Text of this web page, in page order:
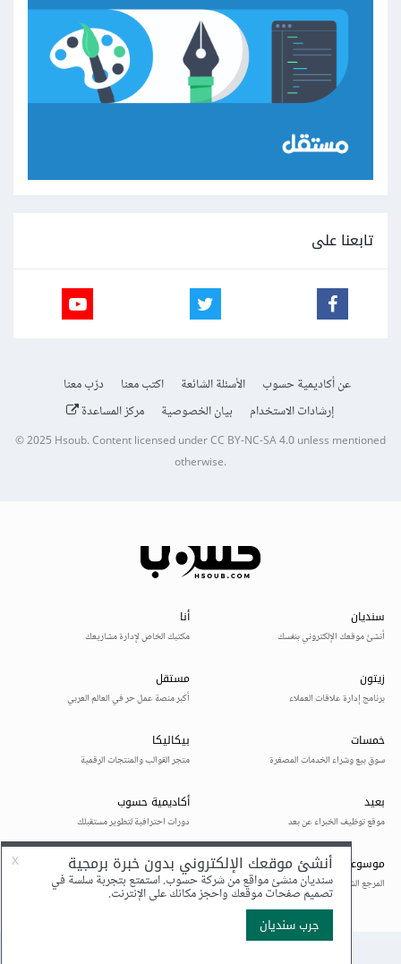
تابعنا على
عن أكاديمية حسوب الأسئلة الشائعة اكتب معنا
درّب معنا
إرشادات الاستخدام
بيان الخصوصية مركز المساعدة
© 2025Hsoub.Content licensed underCC BY-NC-SA 4.0unless mentioned
otherwise.